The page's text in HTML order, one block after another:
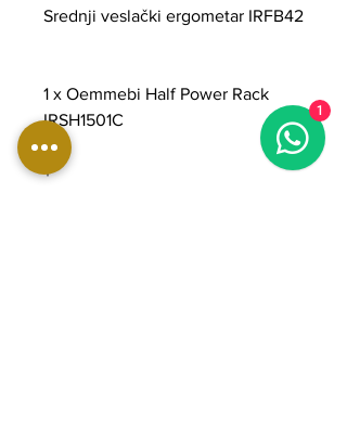
Srednji veslački ergometar IRFB42
1 x Oemmebi Half Power Rack
IRSH1501C
+
1